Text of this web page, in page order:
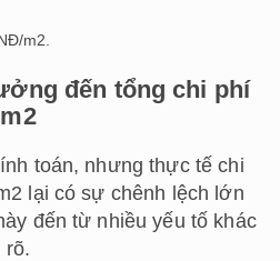
m2.
đến tổng chi phí
toán, nhưng thực tế chi
lại có sự chênh lệch lớn
đến từ nhiều yếu tố khác
rõ.